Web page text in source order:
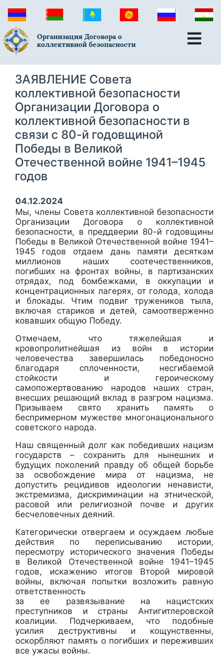
Организация Договора о
коллективной безопасности
ЗАЯВЛЕНИЕ Совета
коллективной безопасности
Организации Договора о
коллективной безопасности в
связи с 80-й годовщиной
Победы в Великой
Отечественной войне 1941–1945
годов
04.12.2024
Мы, члены Совета коллективной безопасности
Организации Договора о коллективной
безопасности, в преддверии 80-й годовщины
Победы в Великой Отечественной войне 1941–
1945 годов отдаем дань памяти десяткам
миллионов наших соотечественников,
погибших на фронтах войны, в партизанских
отрядах, под бомбежками, в оккупации и
концентрационных лагерях, от голода, холода
и блокады. Чтим подвиг тружеников тыла,
включая стариков и детей, самоотверженно
ковавших общую Победу.
Отмечаем, что тяжелейшая и
кровопролитнейшая из войн в истории
человечества завершилась победоносно
благодаря сплоченности, несгибаемой
стойкости и героическому
самопожертвованию народов наших стран,
внесших решающий вклад в разгром нацизма.
Призываем свято хранить память о
беспримерном мужестве многонационального
советского народа.
Наш священный долг как победивших нацизм
государств – сохранить для нынешних и
будущих поколений правду об общей борьбе
за освобождение мира от нацизма, не
допустить рецидивов идеологии ненависти,
экстремизма, дискриминации на этнической,
расовой или религиозной почве и других
бесчеловечных деяний.
Категорически отвергаем и осуждаем любые
действия по переписыванию истории,
пересмотру исторического значения Победы
в Великой Отечественной войне 1941–1945
годов, искажению итогов Второй мировой
войны, включая попытки возложить равную
ответственность
за ее развязывание на нацистских
преступников и страны Антигитлеровской
коалиции. Подчеркиваем, что подобные
усилия деструктивны и кощунственны,
оскорбляют память о погибших и переживших
все ужасы войны.